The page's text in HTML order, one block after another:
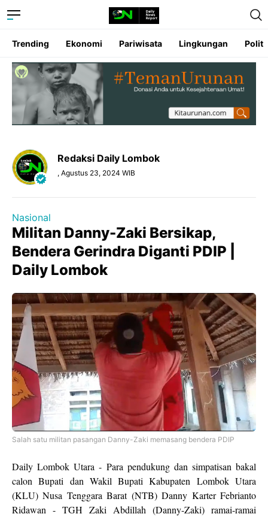
Trending Ekonomi Pariwisata Lingkungan
Redaksi Daily Lombok
, Agustus 23, 2024 WIB
Nasional
Militan Danny-Zaki Bersikap,
Bendera Gerindra Diganti PDIP |
Daily Lombok
Salah satu militan pasangan Danny-Zaki memasang bendera PDIP
Daily Lombok Utara - Para pendukung dan simpatisan bakal
calon Bupati dan Wakil Bupati Kabupaten Lombok Utara
(KLU) Nusa Tenggara Barat (NTB) Danny Karter Febrianto
Ridawan - TGH Zaki Abdillah (Danny-Zaki) ramai-ramai